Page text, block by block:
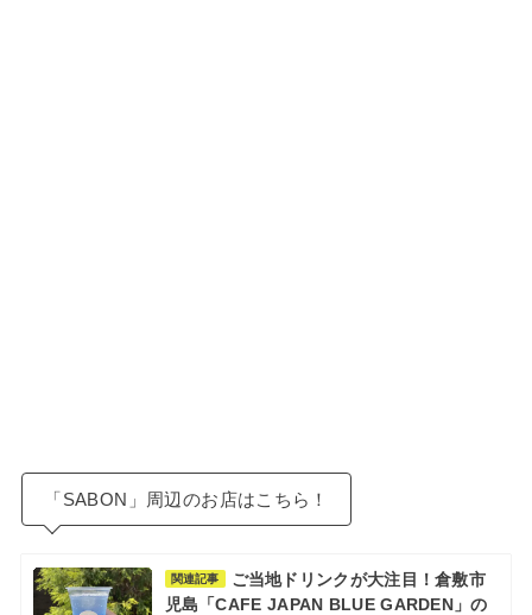
「SABON」周辺のお店はこちら！
関連記事
ご当地ドリンクが大注目！倉敷市
児島「CAFE JAPAN BLUE GARDEN」の